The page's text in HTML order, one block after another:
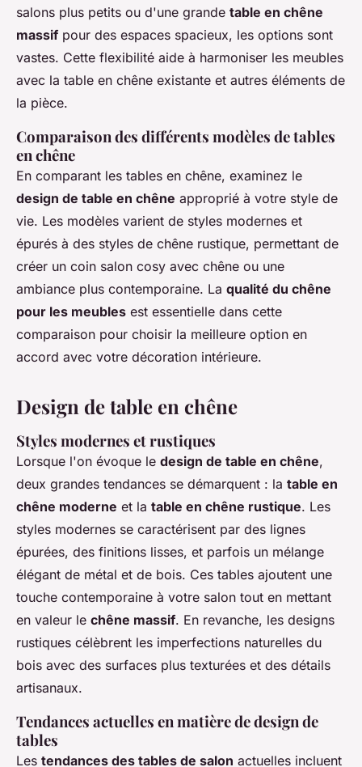
salons plus petits ou d'une grande table en chêne
massif pour des espaces spacieux, les options sont
vastes. Cette flexibilité aide à harmoniser les meubles
avec la table en chêne existante et autres éléments de
la pièce.
Comparaison des différents modèles de tables
en chêne
En comparant les tables en chêne, examinez le
design de table en chêne approprié à votre style de
vie. Les modèles varient de styles modernes et
épurés à des styles de chêne rustique, permettant de
créer un coin salon cosy avec chêne ou une
ambiance plus contemporaine. La qualité du chêne
pour les meubles est essentielle dans cette
comparaison pour choisir la meilleure option en
accord avec votre décoration intérieure.
Design de table en chêne
Styles modernes et rustiques
Lorsque l'on évoque le design de table en chêne,
deux grandes tendances se démarquent : la table en
chêne moderne et la table en chêne rustique. Les
styles modernes se caractérisent par des lignes
épurées, des finitions lisses, et parfois un mélange
élégant de métal et de bois. Ces tables ajoutent une
touche contemporaine à votre salon tout en mettant
en valeur le chêne massif. En revanche, les designs
rustiques célèbrent les imperfections naturelles du
bois avec des surfaces plus texturées et des détails
artisanaux.
Tendances actuelles en matière de design de
tables
Les tendances des tables de salon actuelles incluent